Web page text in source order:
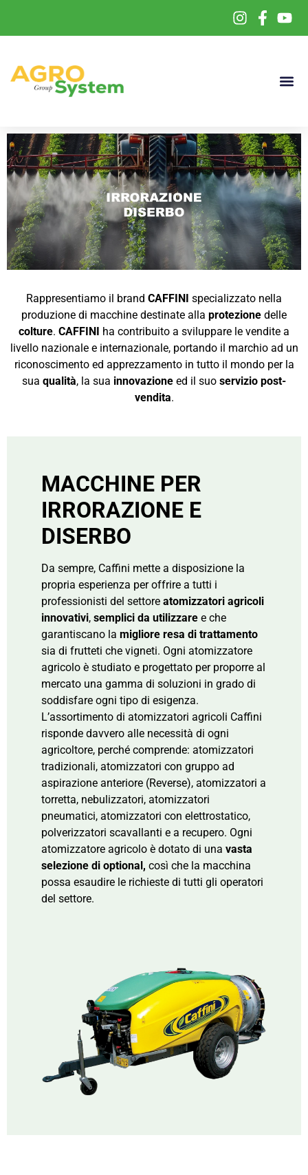
Rappresentiamo il brand CAFFINI specializzato nella
produzione di macchine destinate alla protezione delle
colture. CAFFINI ha contribuito a sviluppare le vendite a
livello nazionale e internazionale, portando il marchio ad un
riconoscimento ed apprezzamento in tutto il mondo per la
sua qualità, la sua innovazione ed il suo servizio post-
vendita.
MACCHINE PER
IRRORAZIONE E
DISERBO
Da sempre, Caffini mette a disposizione la
propria esperienza per offrire a tutti i
professionisti del settore atomizzatori agricoli
innovativi, semplici da utilizzare e che
garantiscano la migliore resa di trattamento
sia di frutteti che vigneti. Ogni atomizzatore
agricolo è studiato e progettato per proporre al
mercato una gamma di soluzioni in grado di
soddisfare ogni tipo di esigenza.
L’assortimento di atomizzatori agricoli Caffini
risponde davvero alle necessità di ogni
agricoltore, perché comprende: atomizzatori
tradizionali, atomizzatori con gruppo ad
aspirazione anteriore (Reverse), atomizzatori a
torretta, nebulizzatori, atomizzatori
pneumatici, atomizzatori con elettrostatico,
polverizzatori scavallanti e a recupero. Ogni
atomizzatore agricolo è dotato di una vasta
selezione di optional, così che la macchina
possa esaudire le richieste di tutti gli operatori
del settore.